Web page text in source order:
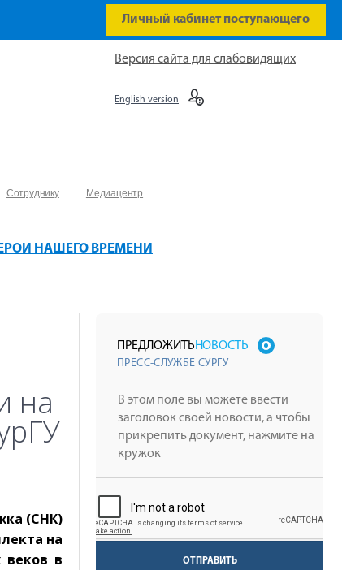
Личный кабинет поступающего
Сотруднику
Медиацентр
НАШЕГО ВРЕМЕНИ
Версия сайта для слабовидящих
English version
на
(СНК)
на
веков в
ПРЕДЛОЖИТЬНОВОСТЬ
ПРЕСС-СЛУЖБЕ СУРГУ
ОТПРАВИТЬ